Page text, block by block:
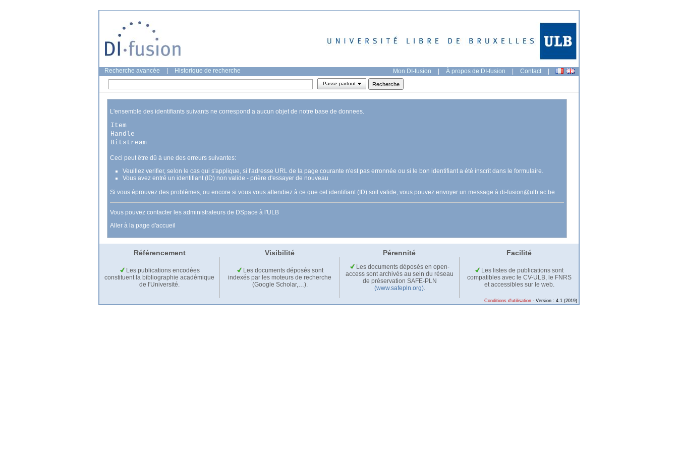
Recherche avancée Historique de recherche Mon DI-fusion | À propos de DI-fusion | Contact |
Passe-partout
L'ensemble des identifiants suivants ne correspond a aucun objet de notre base de donnees.
Item
Handle
Bitstream
Ceci peut être dû à une des erreurs suivantes:
Veuillez verifier, selon le cas qui s'applique, si l'adresse URL de la page courante n'est pas erronnée ou si le bon identifiant a été inscrit dans le formulaire.
Vous avez entré un identifiant (ID) non valide - prière d'essayer de nouveau
Si vous éprouvez des problèmes, ou encore si vous vous attendiez à ce que cet identifiant (ID) soit valide, vous pouvez envoyer un message à di-fusion@ulb.ac.be
Vous pouvez contacter les administrateurs de DSpace à l'ULB
Aller à la page d'accueil
Référencement Visibilité Pérennité Facilité
Les publications encodées
constituent la bibliographie académique
de l'Université.
Les documents déposés sont
indexés par les moteurs de recherche
(Google Scholar,…).
Les documents déposés en open-
access sont archivés au sein du réseau
de préservation SAFE-PLN
(www.safepln.org).
Les listes de publications sont
compatibles avec le CV-ULB, le FNRS
et accessibles sur le web.
Conditions d'utilisation - Version : 4.1 (2019)